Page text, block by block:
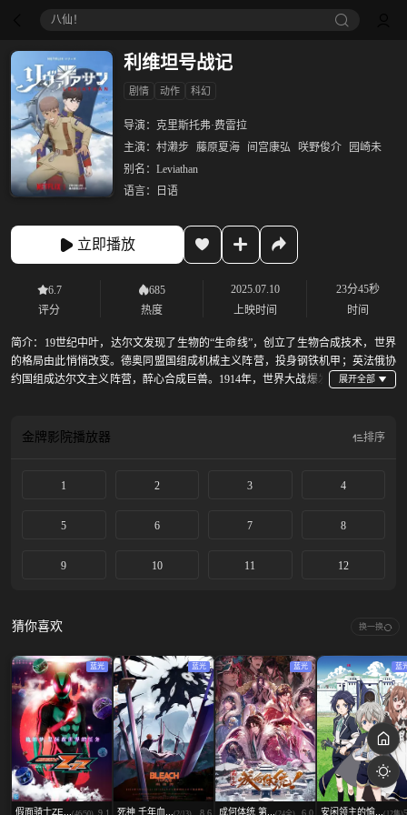
八仙！
利维坦号战记
剧情 动作 科幻
导演：
克里斯托弗·费雷拉
主演： 村濑步 藤原夏海 间宫康弘 咲野俊介
园崎未
别名： Leviathan
语言：
日语
立即播放
6.7
评分
685
热度
2025.07.10
上映时间
23分45秒
时间
简介：
19世纪中叶，达尔文发现了生物的“生命线”，创立了生物合成技术，世界
的格局由此悄悄改变。德奥同盟国组成机械主义阵营，投身钢铁机甲；英法俄协
约国组成达尔文主义阵营，醉心合成巨兽。1914年，世界大战爆发
时刻刻都得隐藏身份。两人以意想不到的方式登上利维坦号，少年与少女即将左
金牌影院播放器 排序
1 2 3 4
5 6 7 8
9 10 11 12
猜你喜欢 换一换
蓝光
假面骑士ZE... 9.1
蓝光
死神 千年血... 8.6
蓝光
成何体统 第... 6.0
蓝
安闲领主的愉...